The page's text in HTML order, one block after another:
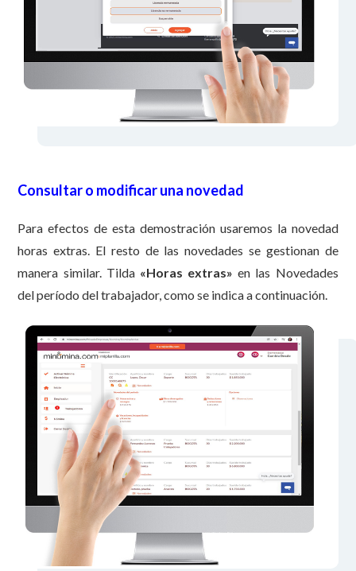
Consultar o modificar una novedad
Para efectos de esta demostración usaremos la novedad
horas extras. El resto de las novedades se gestionan de
manera similar. Tilda «Horas extras» en las Novedades
del período del trabajador, como se indica a continuación.